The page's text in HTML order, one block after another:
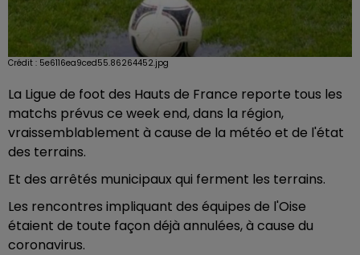
Crédit : 5e6116ea9ced55.86264452.jpg
La Ligue de foot des Hauts de France reporte tous les
matchs prévus ce week end, dans la région,
vraissemblablement à cause de la météo et de l'état
des terrains.
Et des arrêtés municipaux qui ferment les terrains.
Les rencontres impliquant des équipes de l'Oise
étaient de toute façon déjà annulées, à cause du
coronavirus.